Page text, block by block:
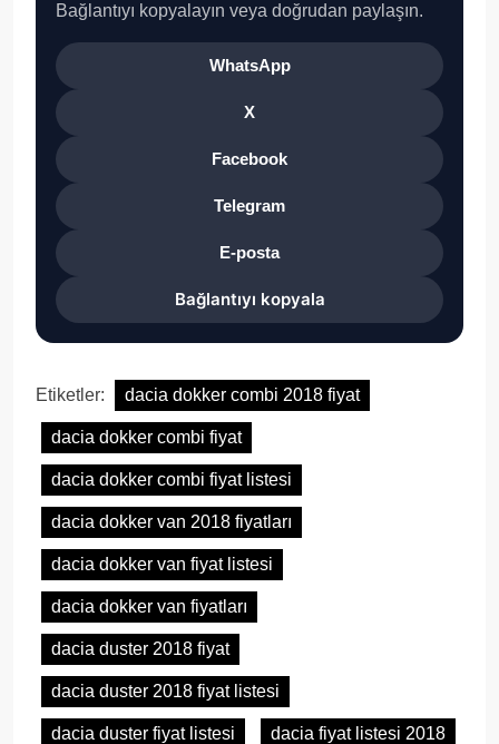
Bağlantıyı kopyalayın veya doğrudan paylaşın.
WhatsApp
X
Facebook
Telegram
E-posta
Bağlantıyı kopyala
Etiketler: dacia dokker combi 2018 fiyat
dacia dokker combi fiyat
dacia dokker combi fiyat listesi
dacia dokker van 2018 fiyatları
dacia dokker van fiyat listesi
dacia dokker van fiyatları
dacia duster 2018 fiyat
dacia duster 2018 fiyat listesi
dacia duster fiyat listesi dacia fiyat listesi 2018